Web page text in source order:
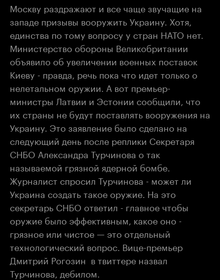
Москву раздражают и все чаще звучащие на
западе призывы вооружить Украину. Хотя,
единства по тому вопросу у стран НАТО нет.
Министерство обороны Великобритании
объявило об увеличении военных поставок
Киеву - правда, речь пока что идет только о
нелетальном оружии. А вот премьер-
министры Латвии и Эстонии сообщили, что
их страны не будут поставлять вооружения на
Украину. Это заявление было сделано на
следующий день после реплики Секретаря
СНБО Александра Турчинова о так
называемой грязной ядерной бомбе.
Журналист спросил Турчинова - может ли
Украина создать такое оружие. На это
секретарь СНБО ответил - главное чтобы
оружие было эффективным, какое оно -
грязное или чистое — это отдельный
технологический вопрос. Вице-премьер
Дмитрий Рогозин в твиттере назвал
Турчинова, дебилом.